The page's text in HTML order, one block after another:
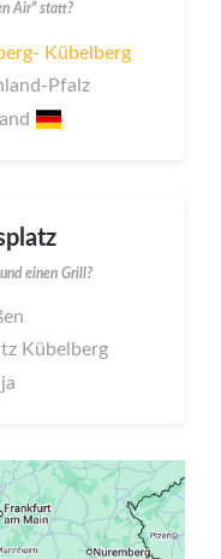
Air" statt?
Kübelberg
Pfalz
einen Grill?
Kübelberg